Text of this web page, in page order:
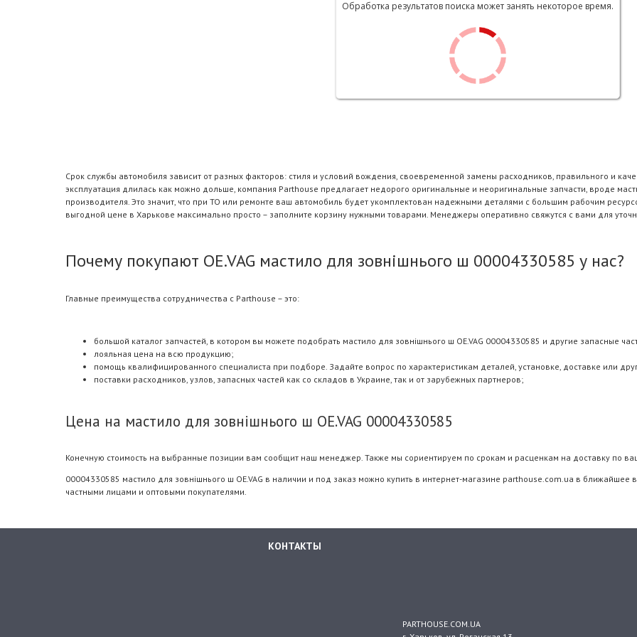
Обработка результатов поиска может занять некоторое время.
Срок службы автомобиля зависит от разных факторов: стиля и условий вождения, своевременной замены расходников, правильного и
эксплуатация длилась как можно дольше, компания Parthouse предлагает недорого оригинальные и неоригинальные запчасти, вроде
производителя. Это значит, что при ТО или ремонте ваш автомобиль будет укомплектован надежными деталями с большим рабочим
выгодной цене в Харькове максимально просто – заполните корзину нужными товарами. Менеджеры оперативно свяжутся с вами для
Почему покупают OE.VAG мастило для зовнішнього ш 00004330585 у нас?
Главные преимущества сотрудничества с Parthouse – это:
большой каталог запчастей, в котором вы можете подобрать мастило для зовнішнього ш OE.VAG 00004330585 и другие запасные
лояльная цена на всю продукцию;
помощь квалифицированного специалиста при подборе. Задайте вопрос по характеристикам деталей, установке, доставке или
поставки расходников, узлов, запасных частей как со складов в Украине, так и от зарубежных партнеров;
Цена на мастило для зовнішнього ш OE.VAG 00004330585
Конечную стоимость на выбранные позиции вам сообщит наш менеджер. Также мы сориентируем по срокам и расценкам на доставку по
00004330585 мастило для зовнішнього ш OE.VAG в наличии и под заказ можно купить в интернет-магазине parthouse.com.ua в ближайшее
частными лицами и оптовыми покупателями.
КОНТАКТЫ
PARTHOUSE.COM.UA